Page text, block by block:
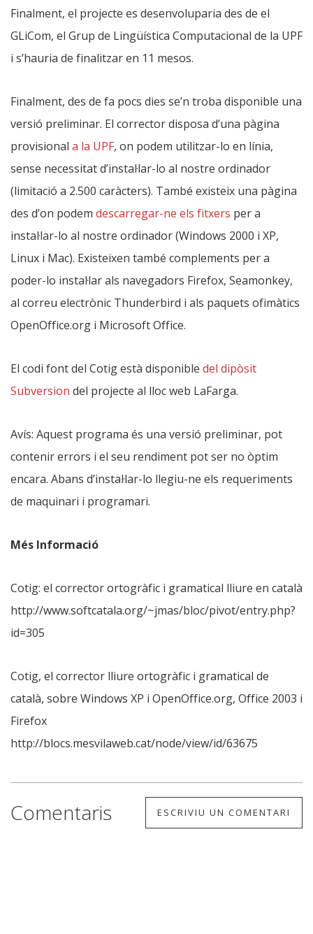
Finalment, el projecte es desenvoluparia des de el
GLiCom, el Grup de Lingüística Computacional de la UPF
i s’hauria de finalitzar en 11 mesos.
Finalment, des de fa pocs dies se’n troba disponible una
versió preliminar. El corrector disposa d’una pàgina
provisional a la UPF, on podem utilitzar-lo en línia,
sense necessitat d’instal·lar-lo al nostre ordinador
(limitació a 2.500 caràcters). També existeix una pàgina
des d’on podem descarregar-ne els fitxers per a
instal·lar-lo al nostre ordinador (Windows 2000 i XP,
Linux i Mac). Existeixen també complements per a
poder-lo instal·lar als navegadors Firefox, Seamonkey,
al correu electrònic Thunderbird i als paquets ofimàtics
OpenOffice.org i Microsoft Office.
El codi font del Cotig està disponible del dipòsit
Subversion del projecte al lloc web LaFarga.
Avís: Aquest programa és una versió preliminar, pot
contenir errors i el seu rendiment pot ser no òptim
encara. Abans d’instal·lar-lo llegiu-ne els requeriments
de maquinari i programari.
Més Informació
Cotig: el corrector ortogràfic i gramatical lliure en català
http://www.softcatala.org/~jmas/bloc/pivot/entry.php?
id=305
Cotig, el corrector lliure ortogràfic i gramatical de
català, sobre Windows XP i OpenOffice.org, Office 2003 i
Firefox
http://blocs.mesvilaweb.cat/node/view/id/63675
Comentaris ESCRIVIU UN COMENTARI